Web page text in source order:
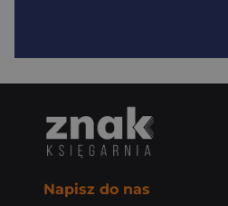
Napisz do nas